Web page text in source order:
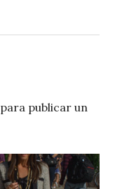
para publicar un